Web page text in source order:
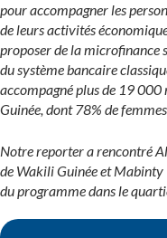
pour accompagner les
de leurs activités
proposer de la microfinance
du système bancaire
accompagné plus de 19
Guinée, dont 78% de
Notre reporter a rencontré
de Wakili Guinée et
du programme dans le